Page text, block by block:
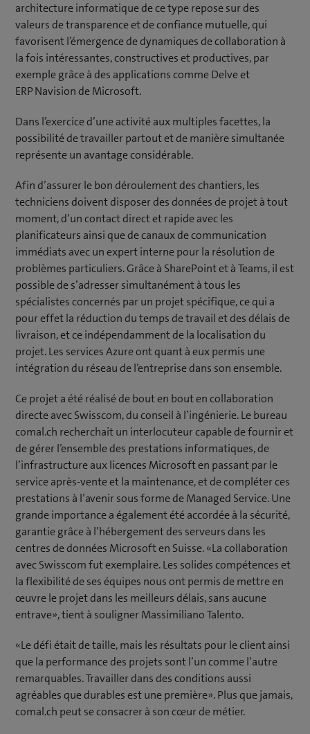
architecture informatique de ce type repose sur des
valeurs de transparence et de confiance mutuelle, qui
favorisent l’émergence de dynamiques de collaboration à
la fois intéressantes, constructives et productives, par
exemple grâce à des applications comme Delve et
ERP Navision de Microsoft.
Dans l’exercice d’une activité aux multiples facettes, la
possibilité de travailler partout et de manière simultanée
représente un avantage considérable.
Afin d’assurer le bon déroulement des chantiers, les
techniciens doivent disposer des données de projet à tout
moment, d’un contact direct et rapide avec les
planificateurs ainsi que de canaux de communication
immédiats avec un expert interne pour la résolution de
problèmes particuliers. Grâce à SharePoint et à Teams, il est
possible de s’adresser simultanément à tous les
spécialistes concernés par un projet spécifique, ce qui a
pour effet la réduction du temps de travail et des délais de
livraison, et ce indépendamment de la localisation du
projet. Les services Azure ont quant à eux permis une
intégration du réseau de l’entreprise dans son ensemble.
Ce projet a été réalisé de bout en bout en collaboration
directe avec Swisscom, du conseil à l’ingénierie. Le bureau
comal.ch recherchait un interlocuteur capable de fournir et
de gérer l’ensemble des prestations informatiques, de
l’infrastructure aux licences Microsoft en passant par le
service après-vente et la maintenance, et de compléter ces
prestations à l’avenir sous forme de Managed Service. Une
grande importance a également été accordée à la sécurité,
garantie grâce à l’hébergement des serveurs dans les
centres de données Microsoft en Suisse. «La collaboration
avec Swisscom fut exemplaire. Les solides compétences et
la flexibilité de ses équipes nous ont permis de mettre en
œuvre le projet dans les meilleurs délais, sans aucune
entrave», tient à souligner Massimiliano Talento.
«Le défi était de taille, mais les résultats pour le client ainsi
que la performance des projets sont l’un comme l’autre
remarquables. Travailler dans des conditions aussi
agréables que durables est une première». Plus que jamais,
comal.ch peut se consacrer à son cœur de métier.